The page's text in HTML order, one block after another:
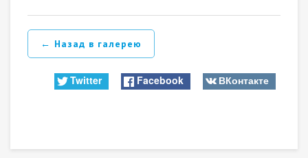
← Назад в галерею
Twitter Facebook ВКонтакте